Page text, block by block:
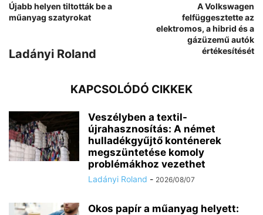
Újabb helyen tiltották be a
műanyag szatyrokat
A Volkswagen
felfüggesztette az
elektromos, a hibrid és a
gázüzemű autók
értékesítését
Ladányi Roland
KAPCSOLÓDÓ CIKKEK
Veszélyben a textil-
újrahasznosítás: A német
hulladékgyűjtő konténerek
megszüntetése komoly
problémákhoz vezethet
Ladányi Roland - 2026/08/07
Okos papír a műanyag helyett: